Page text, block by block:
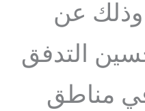
وذلك عن
التدفق
مناطق